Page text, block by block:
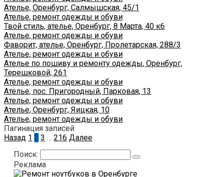
Ателье, Оренбург, Салмышская, 45/1
Ателье, ремонт одежды и обуви
Твой стиль, ателье, Оренбург, 8 Марта, 40 к6
Ателье, ремонт одежды и обуви
Фаворит, ателье, Оренбург, Пролетарская, 288/3
Ателье, ремонт одежды и обуви
Ателье по пошиву и ремонту одежды, Оренбург,
Терешковой, 261
Ателье, ремонт одежды и обуви
Ателье, пос. Пригородный, Парковая, 13
Ателье, ремонт одежды и обуви
Ателье, Оренбург, Яицкая, 10
Ателье, ремонт одежды и обуви
Пагинация записей
Назад 1 2 3 … 216 Далее
Поиск:
Реклама